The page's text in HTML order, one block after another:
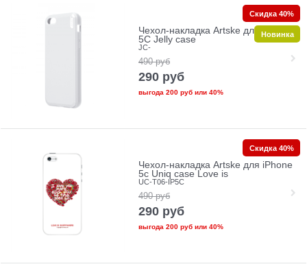
Чехол-накладка Artske для iPhone
5C Jelly case
JC-
490 руб
290 руб
выгода 200 рубили 40%
Скидка 40%
Новинка
Чехол-накладка Artske для iPhone
5с Uniq case Love is
UC-T06-IP5C
490 руб
290 руб
выгода 200 рубили 40%
Скидка 40%